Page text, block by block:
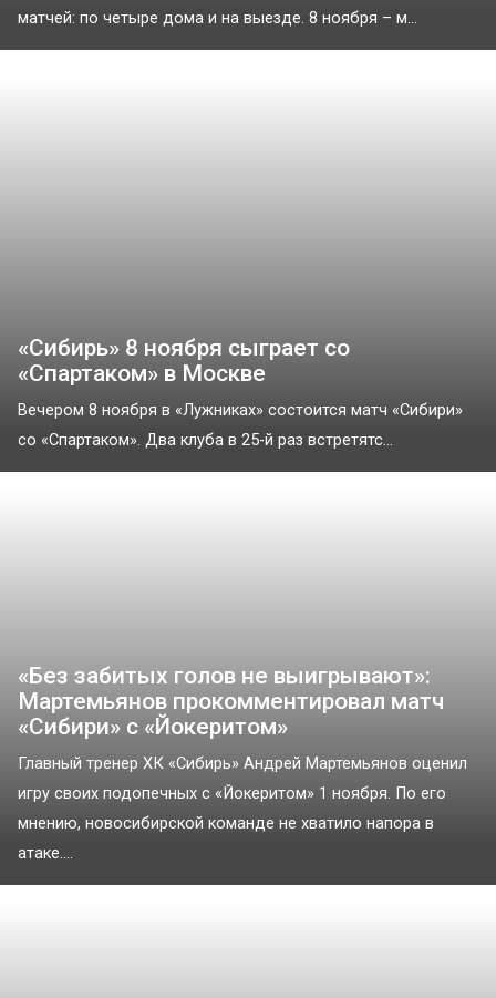
матчей: по четыре дома и на выезде. 8 ноября – м...
«Сибирь» 8 ноября сыграет со
«Спартаком» в Москве
Вечером 8 ноября в «Лужниках» состоится матч «Сибири»
со «Спартаком». Два клуба в 25-й раз встретятс...
«Без забитых голов не выигрывают»:
Мартемьянов прокомментировал матч
«Сибири» с «Йокеритом»
Главный тренер ХК «Сибирь» Андрей Мартемьянов оценил
игру своих подопечных с «Йокеритом» 1 ноября. По его
мнению, новосибирской команде не хватило напора в
атаке....